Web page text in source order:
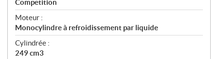
t
i
o
n
s
Competition
Moteur :
Monocylindre à refroidissement par liquide
Cylindrée :
249 cm3